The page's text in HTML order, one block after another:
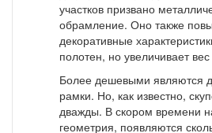
участков призвано
обрамление. Оно также
декоративные
полотен, но увеличивает
Более дешевыми являются
рамки. Но, как известно,
дважды. В скором времени
геометрия, появляются